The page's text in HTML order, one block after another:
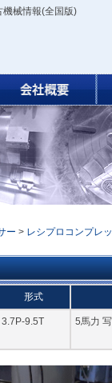
機械情報(全国版)
ー > レシプロコンプレ
形式
3.7P-9.5T 5馬力